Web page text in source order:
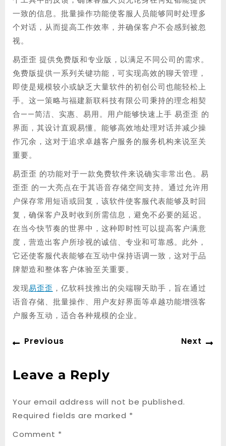
一致的信息。批量操作功能使客服人员能够同时处理多
个对话，从而提高工作效率，并确保客户不会感到被忽
视。
易歪歪 提供免费版和专业版，以满足不同公司的需求。
免费版提供一系列关键功能，可实现高效的聊天管理，
即使是规模较小或缺乏大量软件的初创公司也能轻松上
手。这一策略与福建新联科技有限公司秉持的理念相契
合——简洁、实惠、易用。用户能够快速上手 易歪歪 的
界面，其设计直观易懂。能够高效地处理对话并减少操
作冗余，这对于追求卓越客户服务的服务机构来说至关
重要。
易歪歪 的功能对于一款免费软件来说确实非常出色。易
歪歪 的一大亮点在于其语音存储空间支持。通过允许用
户保存常用短语或回复，该软件使客服代表能够及时回
复，确保客户及时收到所需信息，避免不必要的延迟。
在当今快节奏的世界中，这种即时性可以提高客户满意
度，营造出客户所珍视的诚信、专业和可靠感。此外，
它还使客服代表能够在互动中保持语调一致，这对于品
牌塑造和整体客户体验至关重要。
发现易歪歪 ，亿软科技推出的尖端聊天助手，旨在通过
语音存储、批量操作、用户友好界面等卓越功能增强客
户服务互动，适合各种规模的企业。
Post
navigation
Previous Next
Leave a Reply
Your email address will not be published.
Required fields are marked *
Comment *